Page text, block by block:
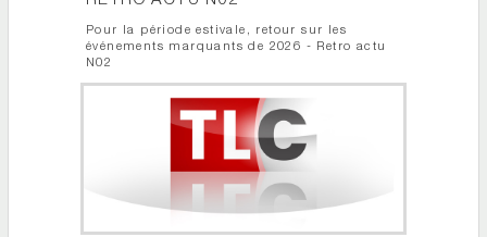
Pour la période estivale, retour sur les
événements marquants de 2026 - Retro actu
N02